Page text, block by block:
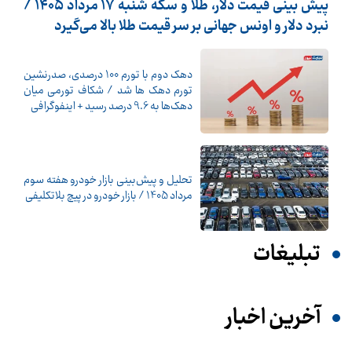
پیش ‌بینی قیمت دلار، طلا و سکه شنبه ۱۷ مرداد ۱۴۰۵ /
نبرد دلار و اونس جهانی بر سر قیمت طلا بالا می‌گیرد
دهک دوم با تورم 100 درصدی، صدرنشین
تورم دهک ها شد / شکاف تورمی میان
دهک‌ها به 9.6 درصد رسید + اینفوگرافی
تحلیل و پیش‌بینی بازار خودرو هفته سوم
مرداد 1405 / بازار خودرو در پیچ بلاتکلیفی
تبلیغات
آخرین اخبار